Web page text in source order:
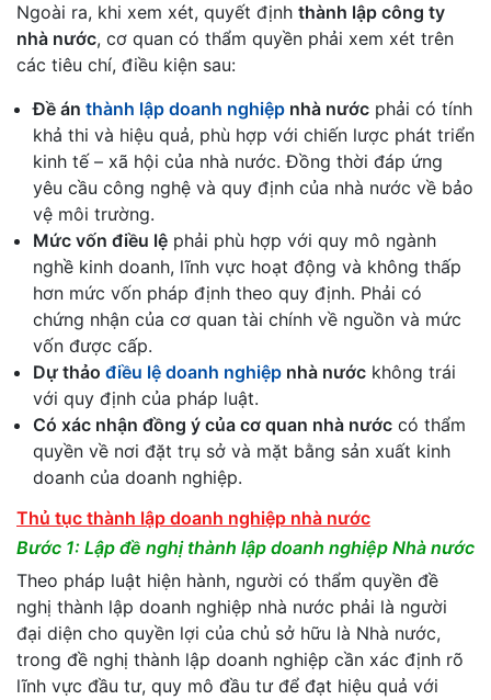
Ngoài ra, khi xem xét, quyết định thành lập công ty
nhà nước, cơ quan có thẩm quyền phải xem xét trên
các tiêu chí, điều kiện sau:
Đề án thành lập doanh nghiệp nhà nước phải có tính
khả thi và hiệu quả, phù hợp với chiến lược phát triển
kinh tế – xã hội của nhà nước. Đồng thời đáp ứng
yêu cầu công nghệ và quy định của nhà nước về bảo
vệ môi trường.
Mức vốn điều lệ phải phù hợp với quy mô ngành
nghề kinh doanh, lĩnh vực hoạt động và không thấp
hơn mức vốn pháp định theo quy định. Phải có
chứng nhận của cơ quan tài chính về nguồn và mức
vốn được cấp.
Dự thảo điều lệ doanh nghiệp nhà nước không trái
với quy định của pháp luật.
Có xác nhận đồng ý của cơ quan nhà nước có thẩm
quyền về nơi đặt trụ sở và mặt bằng sản xuất kinh
doanh của doanh nghiệp.
Thủ tục thành lập doanh nghiệp nhà nước
Bước 1: Lập đề nghị thành lập doanh nghiệp Nhà nước
Theo pháp luật hiện hành, người có thẩm quyền đề
nghị thành lập doanh nghiệp nhà nước phải là người
đại diện cho quyền lợi của chủ sở hữu là Nhà nước,
trong đề nghị thành lập doanh nghiệp cần xác định rõ
lĩnh vực đầu tư, quy mô đầu tư để đạt hiệu quả với